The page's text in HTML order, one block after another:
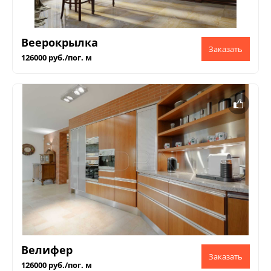
Веерокрылка
126000 руб./пог. м
Велифер
126000 руб./пог. м